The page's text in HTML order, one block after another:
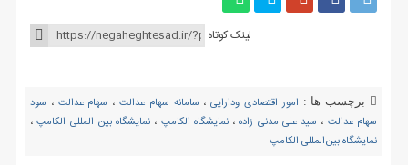
لینک کوتاه
برچسب ها : امور اقتصادی ودارایی، سامانه سهام عدالت ، سهام عدالت ، سود
سهام عدالت ، سید علی مدنی زاده،نمایشگاه الکامپ ، نمایشگاه بین المللی الکامپ،
نمایشگاه بین‌المللی الکامپ